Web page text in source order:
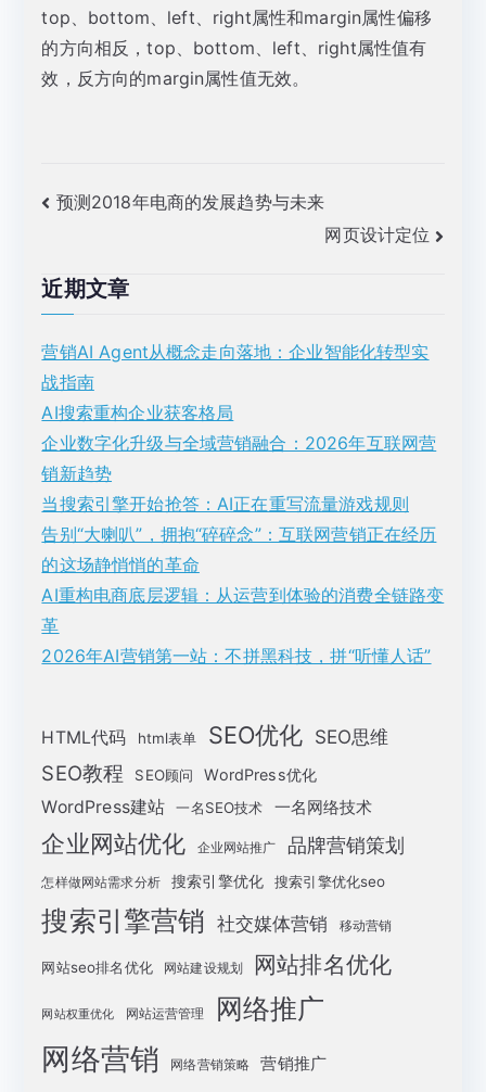
top、bottom、left、right属性和margin属性偏移
的方向相反，top、bottom、left、right属性值有
效，反方向的margin属性值无效。
文
导
航
预测2018年电商的发展趋势与未来
网页设计定位
近期文章
营销AI Agent从概念走向落地：企业智能化转型实
战指南
AI搜索重构企业获客格局
企业数字化升级与全域营销融合：2026年互联网营
销新趋势
当搜索引擎开始抢答：AI正在重写流量游戏规则
告别“大喇叭”，拥抱“碎碎念”：互联网营销正在经历
的这场静悄悄的革命
AI重构电商底层逻辑：从运营到体验的消费全链路变
革
2026年AI营销第一站：不拼黑科技，拼“听懂人话”
HTML代码 html表单 SEO优化 SEO思维
SEO教程 SEO顾问 WordPress优化
WordPress建站 一名SEO技术 一名网络技术
企业网站优化 企业网站推广 品牌营销策划
怎样做网站需求分析 搜索引擎优化 搜索引擎优化seo
搜索引擎营销 社交媒体营销 移动营销
网站seo排名优化 网站建设规划 网站排名优化
网站权重优化 网站运营管理 网络推广
网络营销 网络营销策略 营销推广